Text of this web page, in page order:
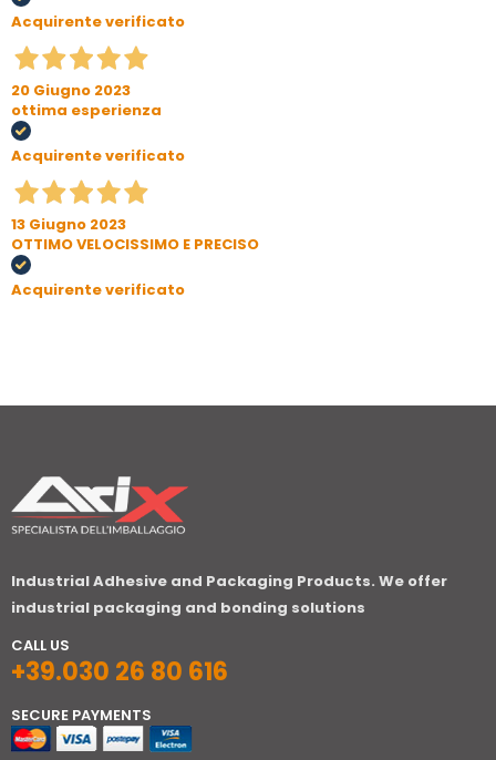
Acquirente verificato
20 Giugno 2023
ottima esperienza
Acquirente verificato
13 Giugno 2023
OTTIMO VELOCISSIMO E PRECISO
Acquirente verificato
Industrial Adhesive and Packaging Products. We offer
industrial packaging and bonding solutions
CALL US
+39.030 26 80 616
SECURE PAYMENTS